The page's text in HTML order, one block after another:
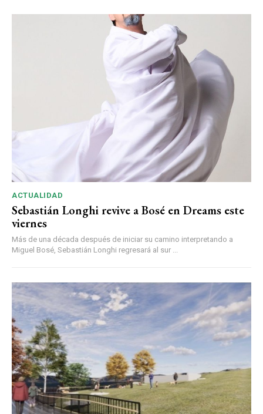
ACTUALIDAD
Sebastián Longhi revive a Bosé en Dreams este
viernes
Más de una década después de iniciar su camino interpretando a
Miguel Bosé, Sebastián Longhi regresará al sur ...